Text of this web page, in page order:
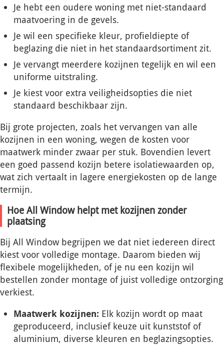
Je hebt een oudere woning met niet-standaard
maatvoering in de gevels.
Je wil een specifieke kleur, profieldiepte of
beglazing die niet in het standaardsortiment zit.
Je vervangt meerdere kozijnen tegelijk en wil een
uniforme uitstraling.
Je kiest voor extra veiligheidsopties die niet
standaard beschikbaar zijn.
Bij grote projecten, zoals het vervangen van alle
kozijnen in een woning, wegen de kosten voor
maatwerk minder zwaar per stuk. Bovendien levert
een goed passend kozijn betere isolatiewaarden op,
wat zich vertaalt in lagere energiekosten op de lange
termijn.
Hoe All Window helpt met kozijnen zonder
plaatsing
Bij All Window begrijpen we dat niet iedereen direct
kiest voor volledige montage. Daarom bieden wij
flexibele mogelijkheden, of je nu een kozijn wil
bestellen zonder montage of juist volledige ontzorging
verkiest.
Maatwerk kozijnen: Elk kozijn wordt op maat
geproduceerd, inclusief keuze uit kunststof of
aluminium, diverse kleuren en beglazingsopties.